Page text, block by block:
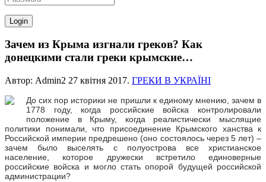
Зачем из Крыма изгнали греков? Как
донецкими стали греки крымские…
Автор: Admin2 27 квітня 2017. ГРЕКИ В УКРАЇНІ
До сих пор историки не пришли к единому мнению, зачем в
1778 году, когда российские войска контролировали
положение в Крыму, когда реалистически мыслящие
политики понимали, что присоединение Крымского ханства к
Российской империи предрешено (оно состоялось через 5 лет) –
зачем было выселять с полуострова все христианское
население, которое дружески встретило единоверные
российские войска и могло стать опорой будущей российской
администрации?